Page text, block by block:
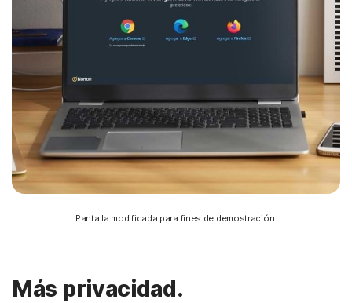
Pantalla modificada para fines de demostración.
Más privacidad.